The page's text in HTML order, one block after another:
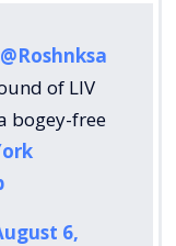
@Roshnksa
of LIV
bogey-free
6,